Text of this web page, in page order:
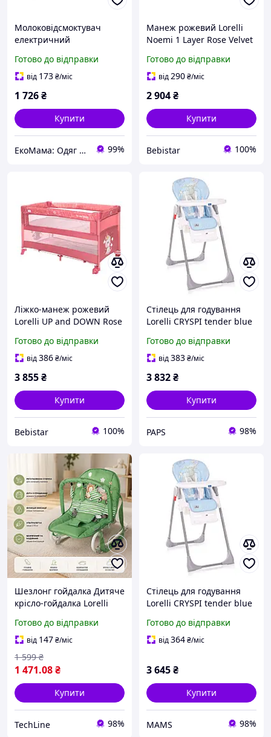
Молоковідсмоктувач
електричний
імітацією природного
смоктання Daily Comfort
Готово до відправки
від 173₴/міс
1 726₴
Купити
ЕкоМама: Одяг для вагітних, білизна для годування, сумка у пологовий, одяг для новонароджених 99%
Манеж рожевий Lorelli
Noemi 1 Layer Rose Velvet
переміщення сумка з
народження до 3-х років
Готово до відправки
від290₴/міс
2 904₴
Купити
Bebistar 100%
Ліжко-манеж рожевий
Lorelli UP and DOWN Rose
для сну та ігор від
народження до 3 років
Готово до відправки
від386₴/міс
3 855₴
Купити
Bebistar 100%
Стілець для годування
Lorelli CRYSPI tender blue
Готово до відправки
від383₴/міс
3 832₴
Купити
PAPS 98%
Шезлонг гойдалка Дитяче
крісло-гойдалка Lorelli
спинка, дуга з іграшками,
функція фіксації,
ультралегка 2.75 кг
Готово до відправки
від 147₴/міс
1 471.08₴
1 599 ₴
Купити
TechLine 98%
Стілець для годування
Lorelli CRYSPI tender blue
Готово до відправки
від364₴/міс
3 645₴
Купити
MAMS 98%